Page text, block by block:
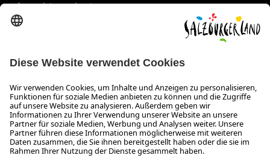
info@salzburgerland.com
Wir freuen uns auf Ihre Anfrage!
Gerne stehen wir Ihnen von Montag bis Donnerstag von 08:00
bis 17:30 Uhr und am Freitag von 08:00 bis 17:00 Uhr zur
Verfügung.